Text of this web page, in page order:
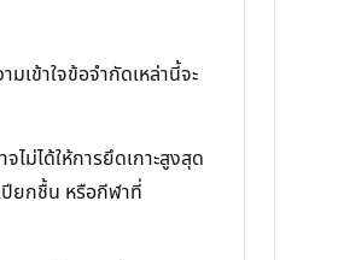
ข้าใจข้อจำกัดเหล่านี้จะ
ม่ได้ให้การยึดเกาะสูงสุด
ยกชื้น หรือกีฬาที่